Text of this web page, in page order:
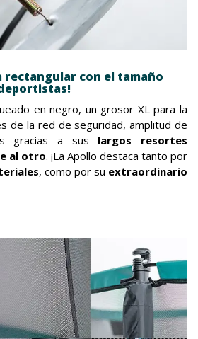
rectangular con el tamaño
en negro, un grosor XL para la
de la red de seguridad, amplitud de
gracias a sus largos resortes
al otro. ¡La Apollo destaca tanto por
, como por su extraordinario